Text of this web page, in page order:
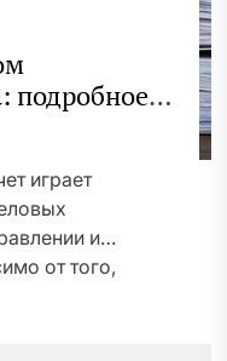
подробное
играет
и
от того,